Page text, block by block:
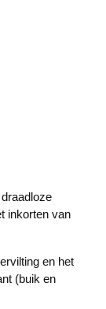
inkorten van
en het
(buik en